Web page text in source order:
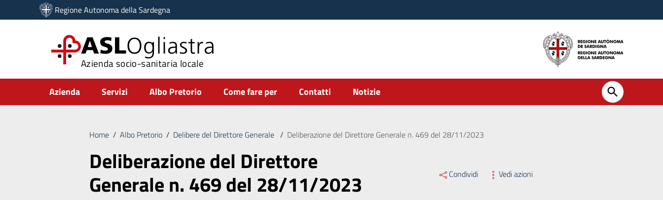
Vai ai contenuti
Vai al menu di navigazione
Regione Autonoma della Sardegna
ASLOgliastra
Azienda socio-sanitaria locale
Submenu
Azienda Servizi Albo Pretorio Come fare per Contatti Notizie
Home / Albo Pretorio / Delibere del Direttore Generale / Deliberazione del Direttore Generale n. 469 del 28/11/2023
Deliberazione del Direttore
Generale n. 469 del 28/11/2023 Condividi Vedi azioni